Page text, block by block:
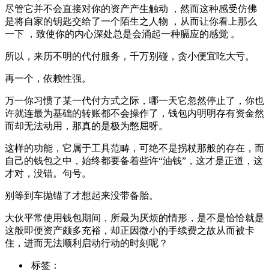
尽管它并不会直接对你的资产产生触动 ，然而这种感受仿佛
是将自家的钥匙交给了一个陌生之人物 ，从而让你看上那么
一下 ，致使你的内心深处总是会涌起一种膈应的感觉 。
所以，来历不明的代付服务，千万别碰，贪小便宜吃大亏。
再一个，依赖性强。
万一你习惯了某一代付方式之际，哪一天它忽然停止了，你也
许就连最为基础的转账都不会操作了，钱包内明明存有资金然
而却无法动用，那真的是极为憋屈呀。
这样的功能，它属于工具范畴，可绝不是拐杖那般的存在，而
自己的钱包之中，始终都要备着些许“油钱”，这才是正道，这
才对，没错。句号。
别等到车抛锚了才想起来没带备胎。
大伙平常使用钱包期间，所最为厌烦的情形，是不是恰恰就是
这般即便资产颇多充裕，却正因微小的手续费之故从而被卡
住，进而无法顺利启动行动的时刻呢？
标签：